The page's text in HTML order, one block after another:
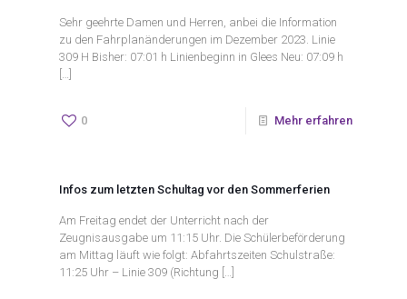
Sehr geehrte Damen und Herren, anbei die Information
zu den Fahrplanänderungen im Dezember 2023. Linie
309 H Bisher: 07:01 h Linienbeginn in Glees Neu: 07:09 h
[…]
0 Mehr erfahren
Infos zum letzten Schultag vor den Sommerferien
Am Freitag endet der Unterricht nach der
Zeugnisausgabe um 11:15 Uhr. Die Schülerbeförderung
am Mittag läuft wie folgt: Abfahrtszeiten Schulstraße:
11:25 Uhr – Linie 309 (Richtung […]